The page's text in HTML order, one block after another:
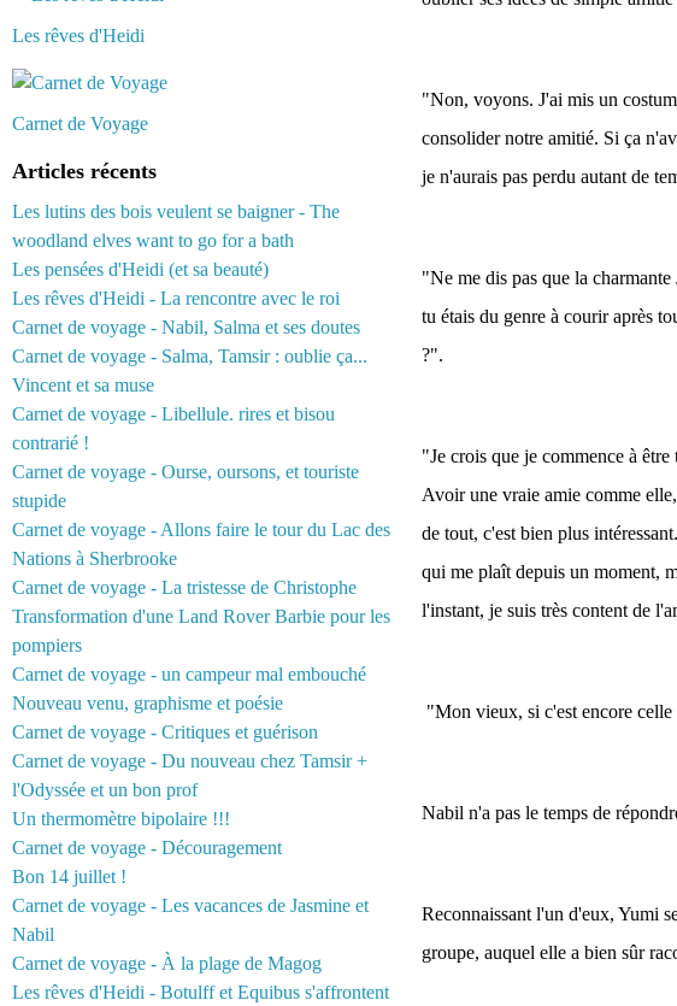
Les rêves d'Heidi
Carnet de Voyage
Articles récents
Les lutins des bois veulent se baigner - The
woodland elves want to go for a bath
Les pensées d'Heidi (et sa beauté)
Les rêves d'Heidi - La rencontre avec le roi
Carnet de voyage - Nabil, Salma et ses doutes
Carnet de voyage - Salma, Tamsir : oublie ça...
Vincent et sa muse
Carnet de voyage - Libellule. rires et bisou
contrarié !
Carnet de voyage - Ourse, oursons, et touriste
stupide
Carnet de voyage - Allons faire le tour du Lac des
Nations à Sherbrooke
Carnet de voyage - La tristesse de Christophe
Transformation d'une Land Rover Barbie pour les
pompiers
Carnet de voyage - un campeur mal embouché
Nouveau venu, graphisme et poésie
Carnet de voyage - Critiques et guérison
Carnet de voyage - Du nouveau chez Tamsir +
l'Odyssée et un bon prof
Un thermomètre bipolaire !!!
Carnet de voyage - Découragement
Bon 14 juillet !
Carnet de voyage - Les vacances de Jasmine et
Nabil
Carnet de voyage - À la plage de Magog
Les rêves d'Heidi - Botulff et Equibus s'affrontent
"Non, voyons. J'ai mis un
consolider notre amitié. Si ça
je n'aurais pas perdu autant de
"Ne me dis pas que la
tu étais du genre à courir après
?".
"Je crois que je commence à
Avoir une vraie amie comme
de tout, c'est bien plus
qui me plaît depuis un moment,
l'instant, je suis très content de
"Mon vieux, si c'est encore
Nabil n'a pas le temps de
Reconnaissant l'un d'eux, Yumi
groupe, auquel elle a bien sûr